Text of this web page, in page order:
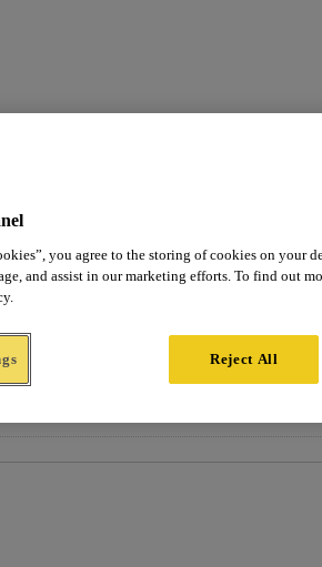
you agree to the storing of cookies on your
and assist in our marketing efforts. To find out
Reject All